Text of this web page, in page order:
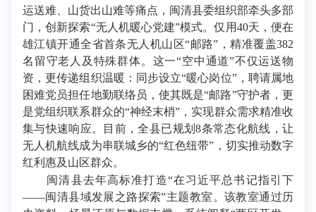
运送难、山货出山难等痛点，闽清县委组织部牵头多部
门，创新探索“无人机暖心党建”模式。仅用40天，便在
雄江镇开通全省首条无人机山区“邮路”，精准覆盖382
名留守老人及特殊群体。这一“空中通道”不仅运送物
资，更传递组织温暖：同步设立“暖心岗位”，聘请属地
困难党员担任地勤联络员，使其既是“邮路”守护者，更
是党组织联系群众的“神经末梢”，实现群众需求精准收
集与快速响应。目前，全县已规划8条常态化航线，让
无人机航线成为串联城乡的“红色纽带”，切实推动数字
红利惠及山区群众。
闽清县去年高标准打造“在习近平总书记指引下
——闽清县域发展之路探索”主题教室。该教室通过历